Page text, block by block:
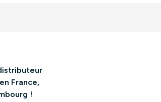
France,
!